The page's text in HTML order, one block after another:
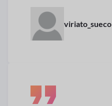
viriato_sueco